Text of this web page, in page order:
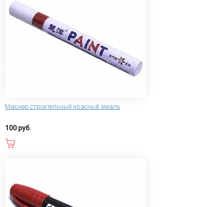
Маркер строительный красный эмаль
100 руб.